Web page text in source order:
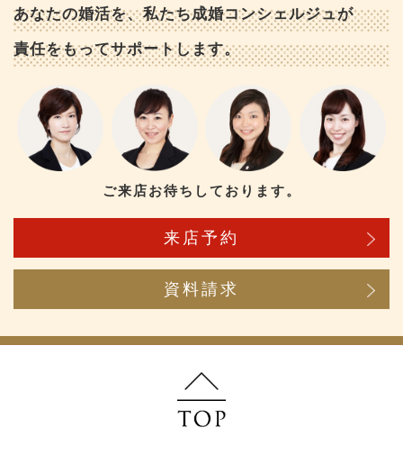
あなたの婚活を、私たち成婚コンシェルジュが
責任をもってサポートします。
ご来店お待ちしております。
来店予約
資料請求